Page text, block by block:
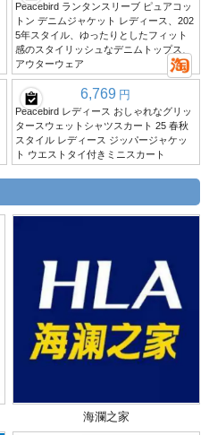
Peacebird ランタンスリーブ ピュアコッ
トン デニムジャケット レディース、202
5年スタイル、ゆったりとしたフィット
感のスタイリッシュなデニムトップス、
アウターウェア
6,769 円
Peacebird レディース おしゃれなグリッ
タースウェットシャツスカート 25 春秋
スタイル レディース ジッパージャケッ
ト ウエストタイ付きミニスカート
海瀾之家